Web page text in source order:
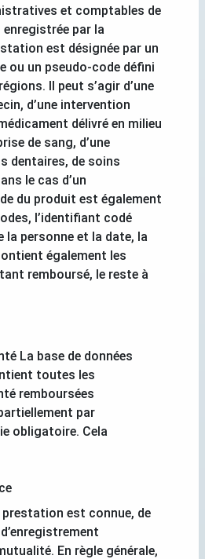
et comptables de
par la
est désignée par un
ou un pseudo-code défini
Il peut s’agir d’une
d’une intervention
délivré en milieu
de sang, d’une
dentaires, de soins
le cas d’un
du produit est également
l’identifiant codé
la personne et la date, la
également les
remboursé, le reste à
La base de données
toutes les
remboursées
par
obligatoire. Cela
prestation est connue, de
En règle générale,